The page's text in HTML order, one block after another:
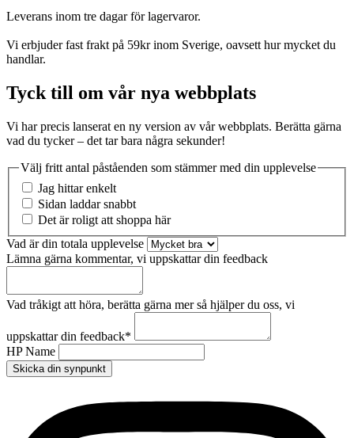
Leverans inom tre dagar för lagervaror.
Vi erbjuder fast frakt på 59kr inom Sverige, oavsett hur mycket du
handlar.
Tyck till om vår nya webbplats
Vi har precis lanserat en ny version av vår webbplats. Berätta gärna
vad du tycker – det tar bara några sekunder!
Välj fritt antal påståenden som stämmer med din upplevelse
Jag hittar enkelt
Sidan laddar snabbt
Det är roligt att shoppa här
Vad är din totala upplevelse
Lämna gärna kommentar, vi uppskattar din feedback
Vad tråkigt att höra, berätta gärna mer så hjälper du oss, vi
uppskattar din feedback*
HP Name
Skicka din synpunkt